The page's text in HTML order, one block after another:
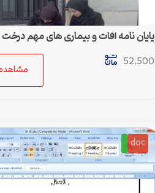
پایان نامه آفات و بیماری های مهم درخت
52,500
doc